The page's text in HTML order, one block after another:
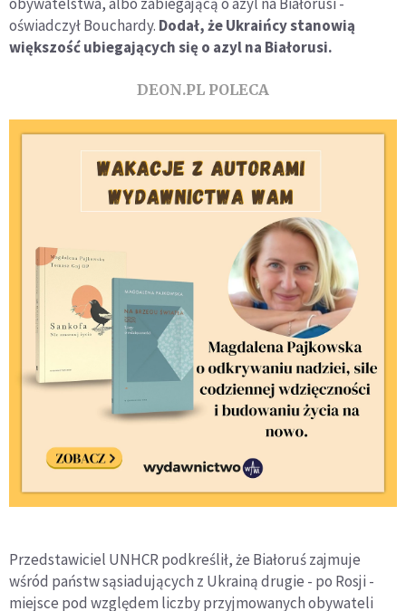
oświadczył Bouchardy. Dodał, że Ukraińcy stanowią
większość ubiegających się o azyl na Białorusi.
DEON.PL POLECA
Przedstawiciel UNHCR podkreślił, że Białoruś zajmuje
wśród państw sąsiadujących z Ukrainą drugie - po Rosji -
miejsce pod względem liczby przyjmowanych obywateli